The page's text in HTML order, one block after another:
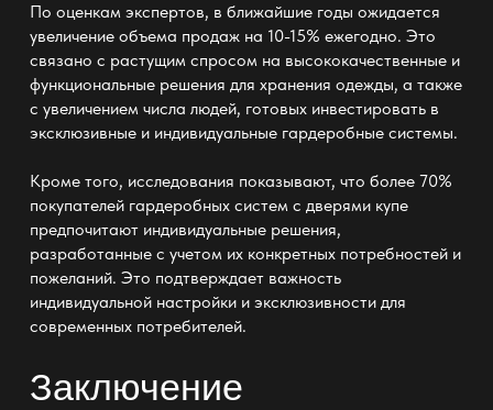
По оценкам экспертов, в ближайшие годы ожидается
увеличение объема продаж на 10-15% ежегодно. Это
связано с растущим спросом на высококачественные и
функциональные решения для хранения одежды, а также
с увеличением числа людей, готовых инвестировать в
эксклюзивные и индивидуальные гардеробные системы.
Кроме того, исследования показывают, что более 70%
покупателей гардеробных систем с дверями купе
предпочитают индивидуальные решения,
разработанные с учетом их конкретных потребностей и
пожеланий. Это подтверждает важность
индивидуальной настройки и эксклюзивности для
современных потребителей.
Заключение